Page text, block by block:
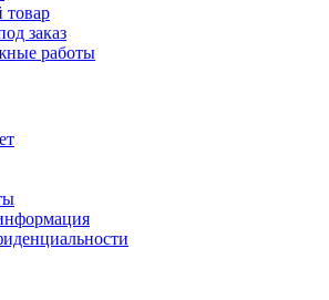
товар
заказ
работы